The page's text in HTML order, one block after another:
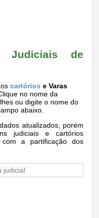
Judiciais de
cartórios e Varas
Clique no nome da
ou digite o nome do
abaixo.
atualizados, porém
judiciais e cartórios
a partificação dos